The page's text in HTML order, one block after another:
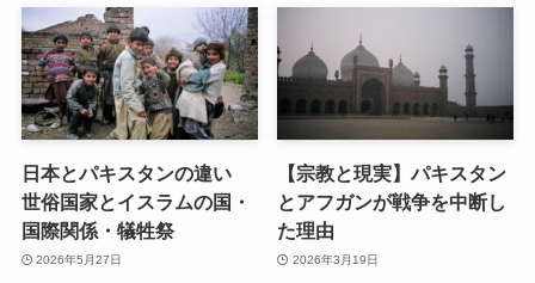
日本とパキスタンの違い
世俗国家とイスラムの国・
国際関係・犠牲祭
2026年5月27日
【宗教と現実】パキスタン
とアフガンが戦争を中断し
た理由
2026年3月19日